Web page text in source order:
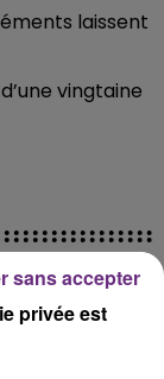
laissent
vingtaine
privée est
sans accepter